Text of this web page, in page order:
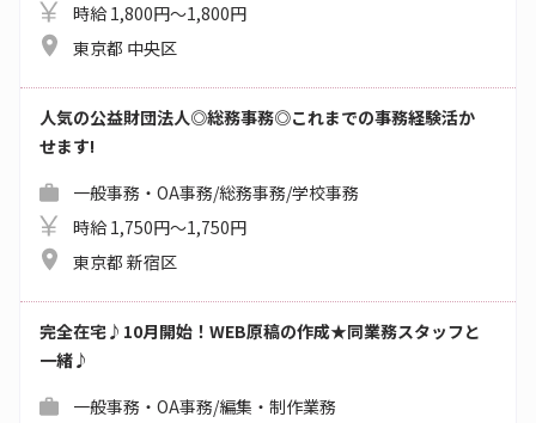
時給 1,800円～1,800円
東京都 中央区
人気の公益財団法人◎総務事務◎これまでの事務経験活か
せます!
一般事務・OA事務/総務事務/学校事務
時給 1,750円～1,750円
東京都 新宿区
完全在宅♪10月開始！WEB原稿の作成★同業務スタッフと
一緒♪
一般事務・OA事務/編集・制作業務